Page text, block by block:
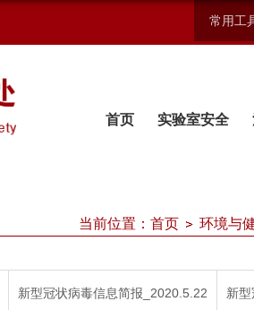
常用工
首页 实验室安全
当前位置： 首页 环境与
新型冠状病毒信息简报_2020.5.22 新